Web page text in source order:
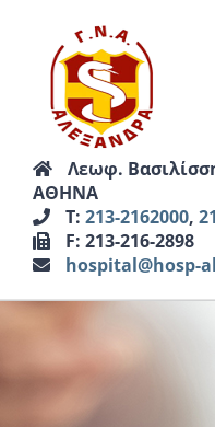
περιεχόμενο
Λεωφ.
ΑΘΗΝΑ
Τ: 213-2162000,
F: 213-216-2898
hospital@hosp-